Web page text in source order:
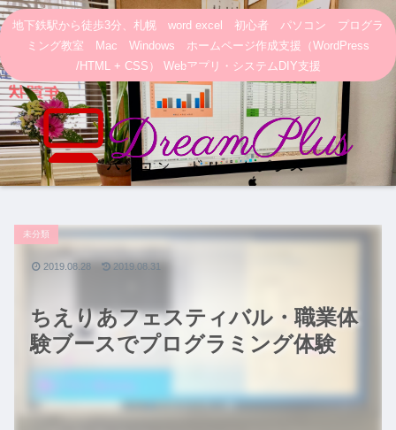
地下鉄駅から徒歩3分、札幌 word excel 初心者 パソコン プログラ
ミング教室 Mac Windows ホームページ作成支援（WordPress
/HTML + CSS） Webアプリ・システムDIY支援
ちえりあフェスティバル・職業体
験ブースでプログラミング体験
未分類
2019.08.28 2019.08.31